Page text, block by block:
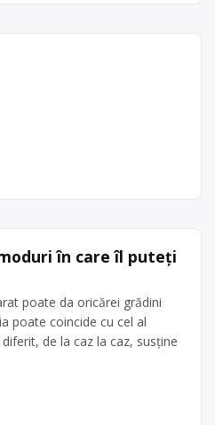
în care îl puteți
poate da oricărei grădini
poate coincide cu cel al
de la caz la caz, susține